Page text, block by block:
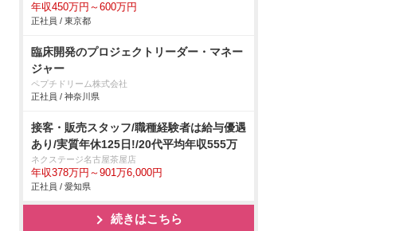
年収450万円～600万円
正社員 / 東京都
臨床開発のプロジェクトリーダー・マネー
ジャー
ペプチドリーム株式会社
正社員 / 神奈川県
接客・販売スタッフ/職種経験者は給与優遇
あり/実質年休125日!/20代平均年収555万
ネクステージ名古屋茶屋店
年収378万円～901万6,000円
正社員 / 愛知県
続きはこちら